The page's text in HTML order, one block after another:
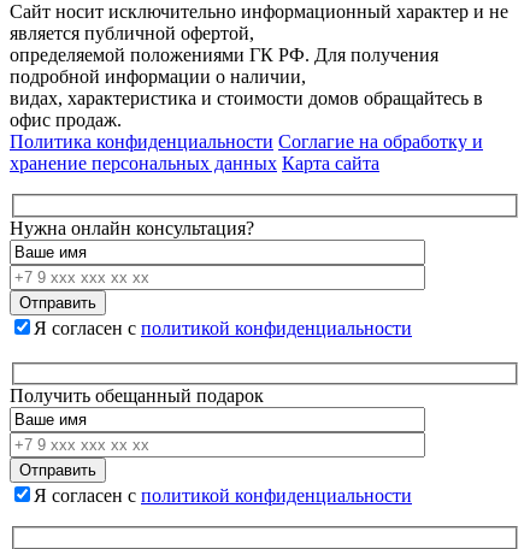
Сайт носит исключительно информационный характер и не
является публичной офертой,
определяемой положениями ГК РФ. Для получения
подробной информации о наличии,
видах, характеристика и стоимости домов обращайтесь в
офис продаж.
Политика конфиденциальности Соглагие на обработку и
хранение персональных данных Карта сайта
Нужна онлайн консультация?
Я согласен с политикой конфиденциальности
Получить обещанный подарок
Я согласен с политикой конфиденциальности